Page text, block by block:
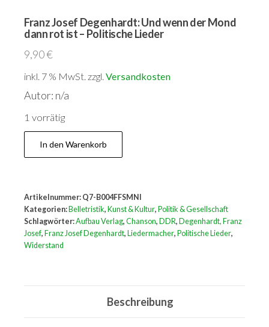
Franz Josef Degenhardt: Und wenn der Mond
dann rot ist – Politische Lieder
9,90€
inkl. 7 % MwSt. zzgl. Versandkosten
Autor: n/a
1 vorrätig
Franz
Josef
wenn
der
Mond
In den Warenkorb
Artikelnummer: Q7-B004FFSMNI
Kategorien: Belletristik, Kunst & Kultur, Politik & Gesellschaft
Schlagwörter:Aufbau Verlag, Chanson, DDR, Degenhardt, Franz
Josef, Franz Josef Degenhardt, Liedermacher, Politische Lieder,
Widerstand
Beschreibung